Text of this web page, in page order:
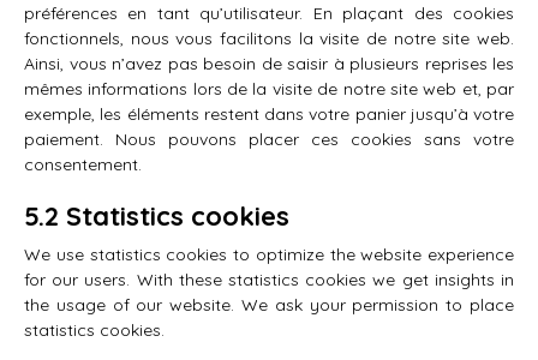
préférences en tant qu’utilisateur. En plaçant des cookies
fonctionnels, nous vous facilitons la visite de notre site web.
Ainsi, vous n’avez pas besoin de saisir à plusieurs reprises les
mêmes informations lors de la visite de notre site web et, par
exemple, les éléments restent dans votre panier jusqu’à votre
paiement. Nous pouvons placer ces cookies sans votre
consentement.
5.2 Statistics cookies
We use statistics cookies to optimize the website experience
for our users. With these statistics cookies we get insights in
the usage of our website. We ask your permission to place
statistics cookies.